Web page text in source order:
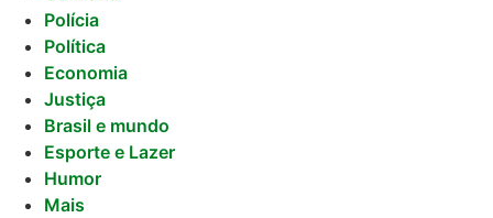
Polícia
Política
Economia
Justiça
Brasil e mundo
Esporte e Lazer
Humor
Mais